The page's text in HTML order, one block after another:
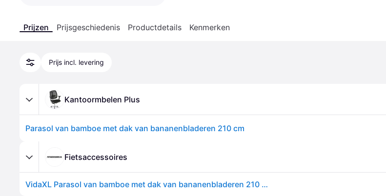
Prijzen Prijsgeschiedenis Productdetails Kenmerken
Prijs incl. levering
Kantoormbelen Plus
Parasol van bamboe met dak van bananenbladeren 210 cm
Fietsaccessoires
VidaXL Parasol van bamboe met dak van bananenbladeren 210 cm